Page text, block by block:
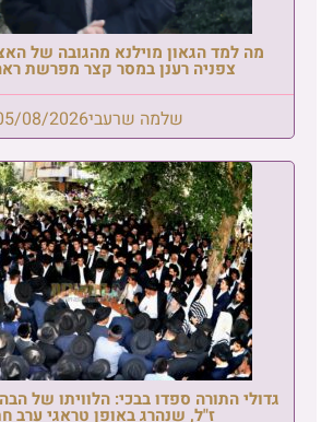
מה למד הגאון מוילנא מהגובה של
צפניה רענן במסר קצר מפרשת
שלמה שרעבי08/2026
גדולי התורה ספדו בבכי: הלוויתו של
ז"ל, שנהרג באופן טראגי ערב